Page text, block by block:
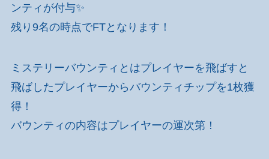
ンティが付与✨
残り9名の時点でFTとなります！
ミステリーバウンティとはプレイヤーを飛ばすと
飛ばしたプレイヤーからバウンティチップを1枚獲
得！
バウンティの内容はプレイヤーの運次第！